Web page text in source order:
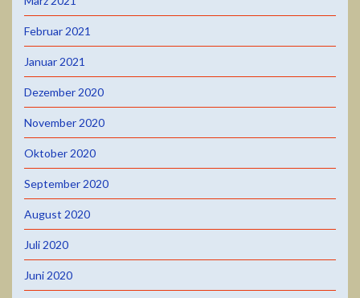
Februar 2021
Januar 2021
Dezember 2020
November 2020
Oktober 2020
September 2020
August 2020
Juli 2020
Juni 2020